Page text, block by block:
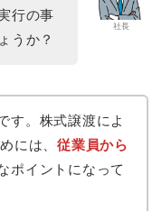
社長
行の事
うか？
す。株式譲渡によ
には、従業員から
ポイントになって